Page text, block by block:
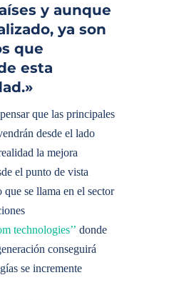
y aunque
ya son
que
esta
»
que las principales
desde el lado
la mejora
el punto de vista
se llama en el sector
technologies’’ donde
conseguirá
se incremente